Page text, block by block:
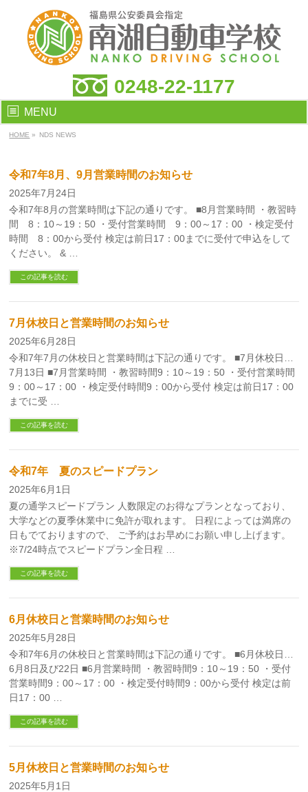
0248-22-1177
MENU
HOME » NDS NEWS
令和7年8月、9月営業時間のお知らせ
2025年7月24日
令和7年8月の営業時間は下記の通りです。 ■8月営業時間 ・教習時
間 8：10～19：50 ・受付営業時間 9：00～17：00 ・検定受付
時間 8：00から受付 検定は前日17：00までに受付で申込をして
ください。 & …
この記事を読む
7月休校日と営業時間のお知らせ
2025年6月28日
令和7年7月の休校日と営業時間は下記の通りです。 ■7月休校日…
7月13日 ■7月営業時間 ・教習時間9：10～19：50 ・受付営業時間
9：00～17：00 ・検定受付時間9：00から受付 検定は前日17：00
までに受 …
この記事を読む
令和7年 夏のスピードプラン
2025年6月1日
夏の通学スピードプラン 人数限定のお得なプランとなっており、
大学などの夏季休業中に免許が取れます。 日程によっては満席の
日もでておりますので、 ご予約はお早めにお願い申し上げます。
※7/24時点でスピードプラン全日程 …
この記事を読む
6月休校日と営業時間のお知らせ
2025年5月28日
令和7年6月の休校日と営業時間は下記の通りです。 ■6月休校日…
6月8日及び22日 ■6月営業時間 ・教習時間9：10～19：50 ・受付
営業時間9：00～17：00 ・検定受付時間9：00から受付 検定は前
日17：00 …
この記事を読む
5月休校日と営業時間のお知らせ
2025年5月1日